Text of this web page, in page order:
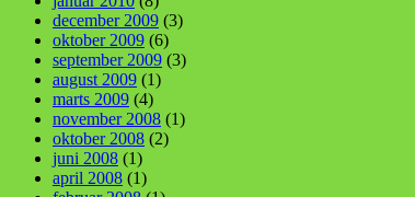
december 2009 (3)
oktober 2009 (6)
september 2009 (3)
august 2009 (1)
marts 2009 (4)
november 2008 (1)
oktober 2008 (2)
juni 2008 (1)
april 2008 (1)